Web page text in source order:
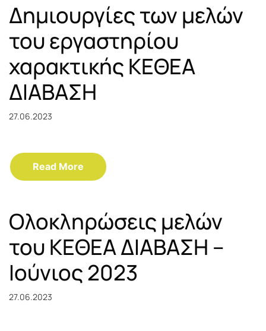
Δημιουργίες των μελών
του εργαστηρίου
χαρακτικής ΚΕΘΕΑ
ΔΙΑΒΑΣΗ
27.06.2023
Read More
Ολοκληρώσεις μελών
του ΚΕΘΕΑ ΔΙΑΒΑΣΗ –
Ιούνιος 2023
27.06.2023